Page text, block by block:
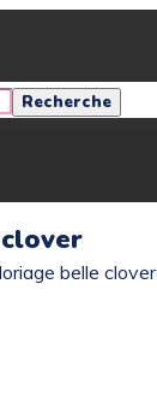
belle clover